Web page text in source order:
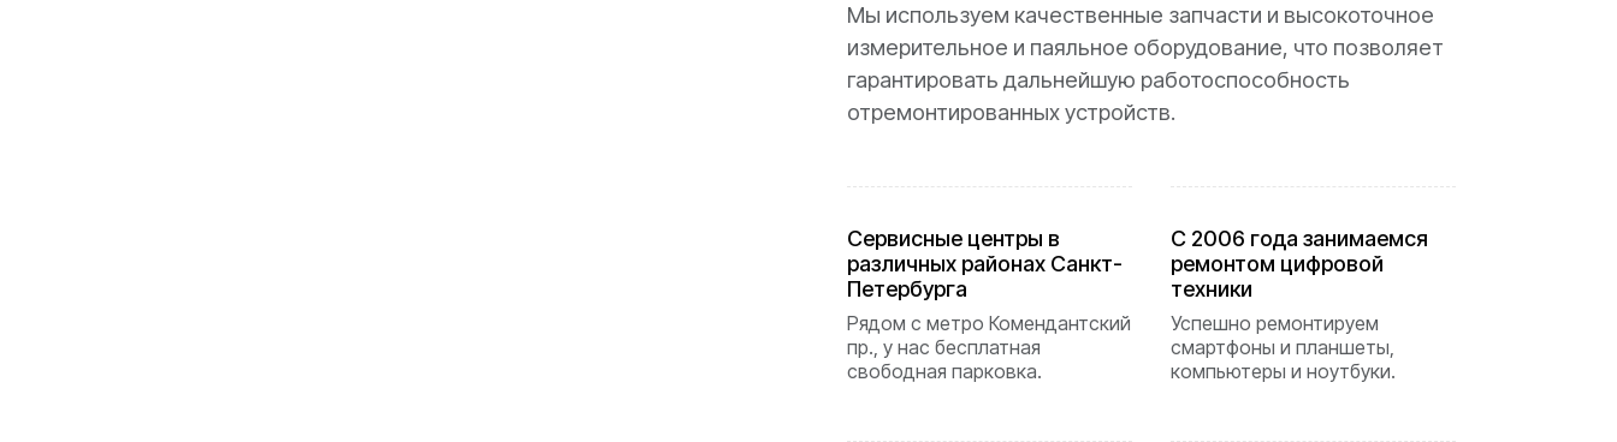
Мы используем качественные запчасти и высокоточное
измерительное и паяльное оборудование, что позволяет
гарантировать дальнейшую работоспособность
отремонтированных устройств.
Cервисные центры в
различных районах Санкт-
Петербурга
Рядом с метро Комендантский
пр., у нас бесплатная
свободная парковка.
С 2006 года занимаемся
ремонтом цифровой
техники
Успешно ремонтируем
смартфоны и планшеты,
компьютеры и ноутбуки.